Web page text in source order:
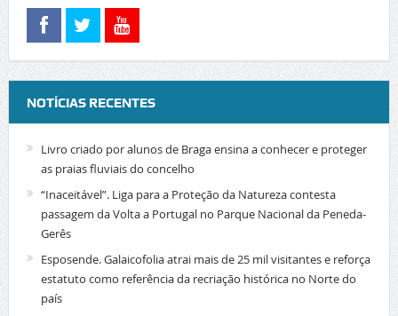
NOTÍCIAS RECENTES
Livro criado por alunos de Braga ensina a conhecer e proteger
as praias fluviais do concelho
“Inaceitável”. Liga para a Proteção da Natureza contesta
passagem da Volta a Portugal no Parque Nacional da Peneda-
Gerês
Esposende. Galaicofolia atrai mais de 25 mil visitantes e reforça
estatuto como referência da recriação histórica no Norte do
país